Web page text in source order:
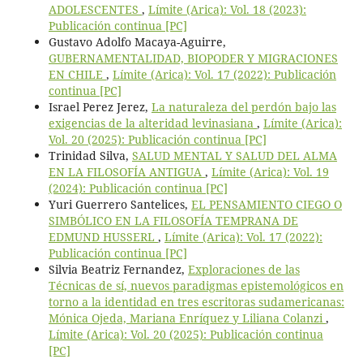
ADOLESCENTES , Límite (Arica): Vol. 18 (2023):
Publicación continua [PC]
Gustavo Adolfo Macaya-Aguirre,
GUBERNAMENTALIDAD, BIOPODER Y MIGRACIONES
EN CHILE , Límite (Arica): Vol. 17 (2022): Publicación
continua [PC]
Israel Perez Jerez, La naturaleza del perdón bajo las
exigencias de la alteridad levinasiana , Límite (Arica):
Vol. 20 (2025): Publicación continua [PC]
Trinidad Silva, SALUD MENTAL Y SALUD DEL ALMA
EN LA FILOSOFÍA ANTIGUA , Límite (Arica): Vol. 19
(2024): Publicación continua [PC]
Yuri Guerrero Santelices, EL PENSAMIENTO CIEGO O
SIMBÓLICO EN LA FILOSOFÍA TEMPRANA DE
EDMUND HUSSERL , Límite (Arica): Vol. 17 (2022):
Publicación continua [PC]
Silvia Beatriz Fernandez, Exploraciones de las
Técnicas de sí, nuevos paradigmas epistemológicos en
torno a la identidad en tres escritoras sudamericanas:
Mónica Ojeda, Mariana Enríquez y Liliana Colanzi ,
Límite (Arica): Vol. 20 (2025): Publicación continua
[PC]